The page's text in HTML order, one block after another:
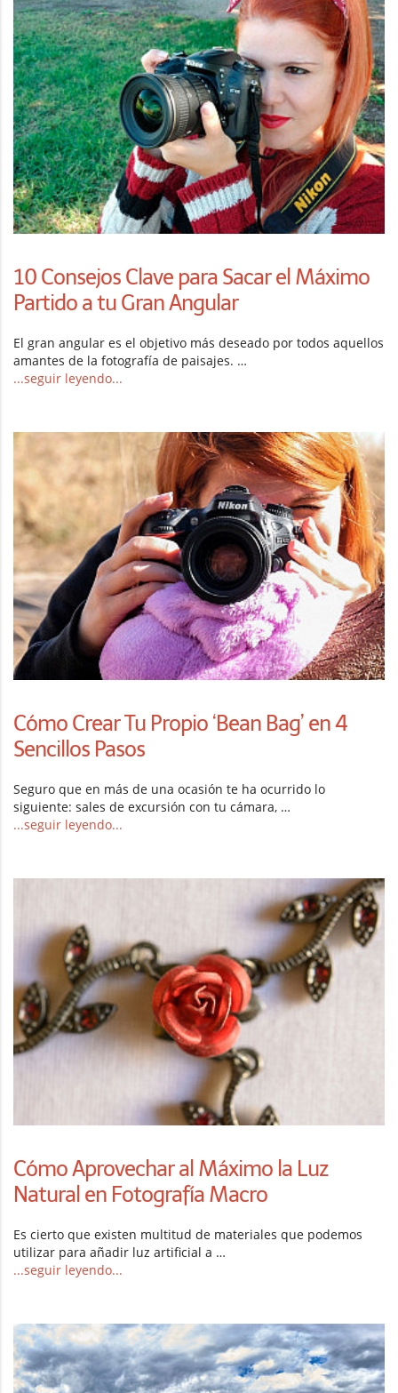
10 Consejos Clave para Sacar el Máximo
Partido a tu Gran Angular
El gran angular es el objetivo más deseado por todos aquellos
amantes de la fotografía de paisajes. …
...seguir leyendo...
Cómo Crear Tu Propio ‘Bean Bag’ en 4
Sencillos Pasos
Seguro que en más de una ocasión te ha ocurrido lo
siguiente: sales de excursión con tu cámara, …
...seguir leyendo...
Cómo Aprovechar al Máximo la Luz
Natural en Fotografía Macro
Es cierto que existen multitud de materiales que podemos
utilizar para añadir luz artificial a …
...seguir leyendo...